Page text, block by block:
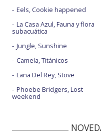
Eels, Cookie happened
La Casa Azul, Fauna y flora
subacuática
Jungle, Sunshine
Camela, Titánicos
Lana Del Rey, Stove
Phoebe Bridgers, Lost
weekend